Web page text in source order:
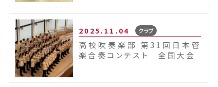
2025.11.04 クラブ
高校吹奏楽部 第31回日本管
楽合奏コンテスト 全国大会